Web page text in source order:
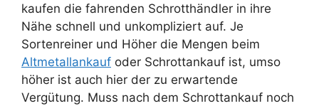
kaufen die fahrenden Schrotthändler in ihre
Nähe schnell und unkompliziert auf. Je
Sortenreiner und Höher die Mengen beim
Altmetallankauf oder Schrottankauf ist, umso
höher ist auch hier der zu erwartende
Vergütung. Muss nach dem Schrottankauf noch